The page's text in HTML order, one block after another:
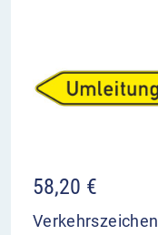
58,20 €
Verkehrszeichen